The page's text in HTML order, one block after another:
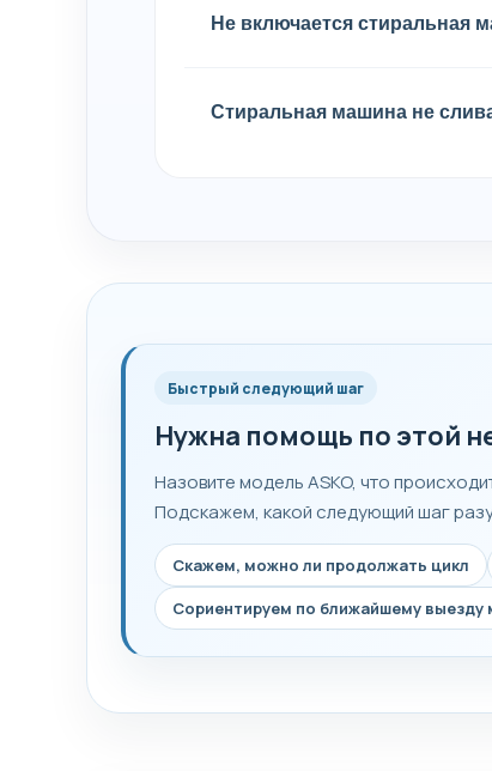
Не включается стиральная
Стиральная машина не
Быстрый следующий шаг
Нужна помощь по этой
Назовите модель ASKO, что
Подскажем, какой следующий шаг
Скажем, можно ли продолжать цикл
Сориентируем по ближайшему выезду